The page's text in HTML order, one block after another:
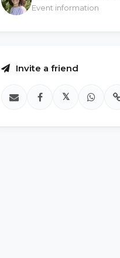
Event information
Invite a friend
𝕏